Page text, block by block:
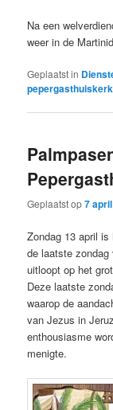
Na een
weer in de
Geplaatst in
pepergasthuiskerk
Geplaatst op7
Zondag 13 april
de laatste
uitloopt op het
Deze laatste
waarop de
van Jezus in
enthousiasme
menigte.